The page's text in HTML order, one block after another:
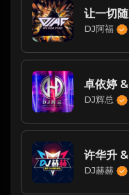
让一切
DJ阿福
DJ辉总
DJ赫赫